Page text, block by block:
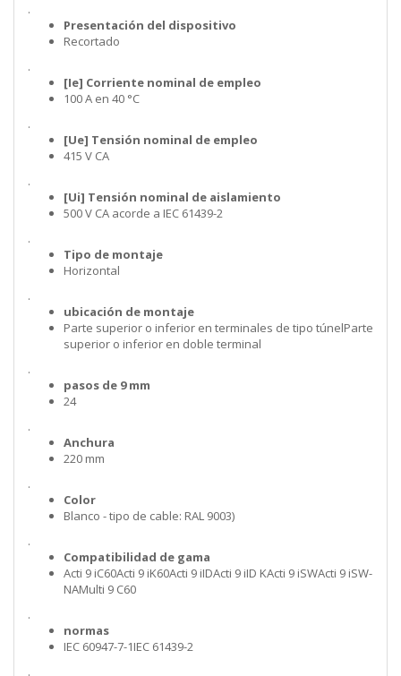
.
Presentación del dispositivo
Recortado
.
[Ie] Corriente nominal de empleo
100 A en 40 °C
.
[Ue] Tensión nominal de empleo
415 V CA
.
[Ui] Tensión nominal de aislamiento
500 V CA acorde a IEC 61439-2
.
Tipo de montaje
Horizontal
.
ubicación de montaje
Parte superior o inferior en terminales de tipo túnelParte
superior o inferior en doble terminal
.
pasos de 9 mm
24
.
Anchura
220 mm
.
Color
Blanco - tipo de cable: RAL 9003)
.
Compatibilidad de gama
Acti 9 iC60Acti 9 iK60Acti 9 iIDActi 9 iID KActi 9 iSWActi 9 iSW-
NAMulti 9 C60
.
normas
IEC 60947-7-1IEC 61439-2
.